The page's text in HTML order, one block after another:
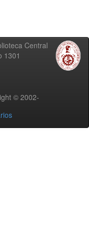
Central
1301
© 2002-